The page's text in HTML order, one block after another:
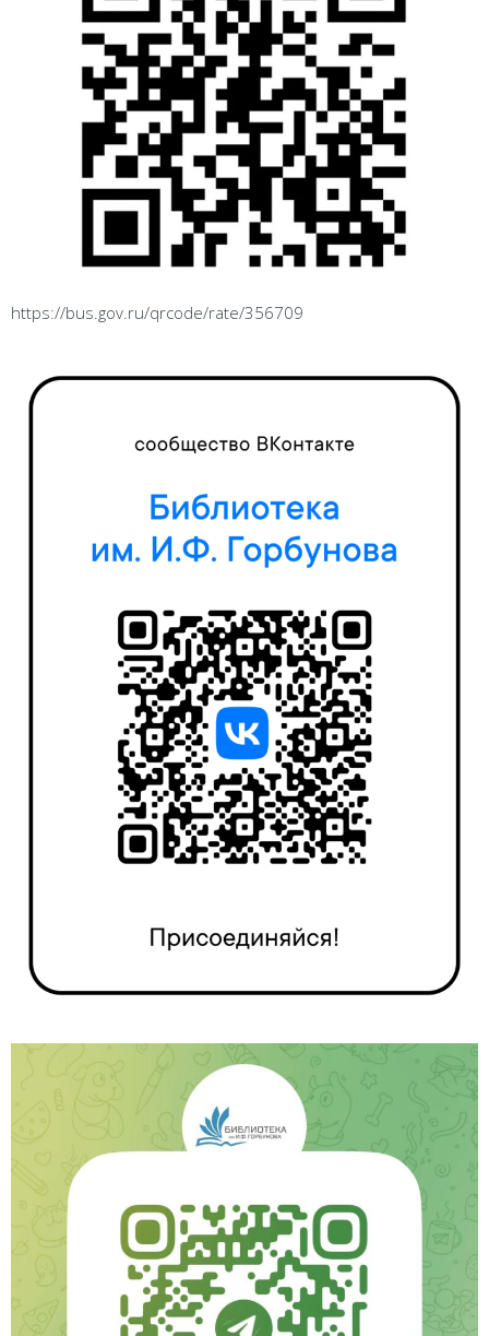
https://bus.gov.ru/qrcode/rate/356709